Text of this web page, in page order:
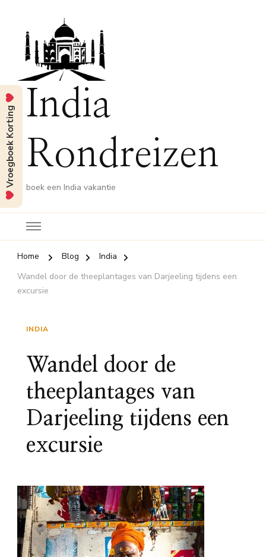
India
Rondreizen
boek een India vakantie
Home Blog
India
Wandel door de theeplantages van Darjeeling tijdens een
excursie
INDIA
Wandel door de
theeplantages van
Darjeeling tijdens een
excursie
Vroegboek Korting